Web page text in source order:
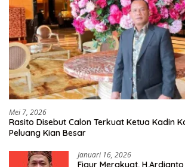
Mei 7, 2026
Rasito Disebut Calon Terkuat Ketua Kadin
Peluang Kian Besar
Januari 16, 2026
Figur Merakyat,